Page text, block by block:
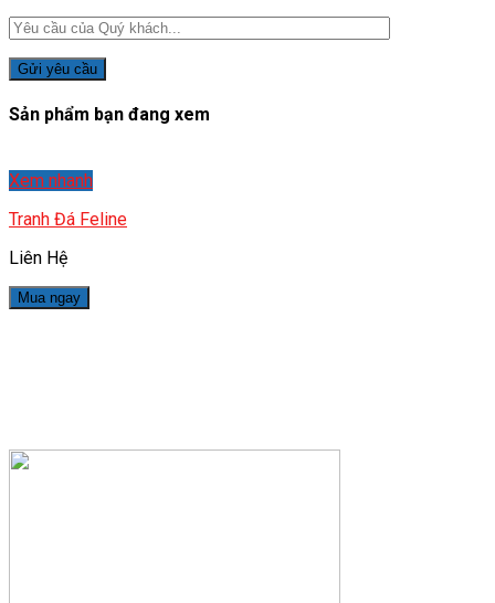
Sản phẩm bạn đang xem
Xem nhanh
Tranh Đá Feline
Liên Hệ
Mua ngay